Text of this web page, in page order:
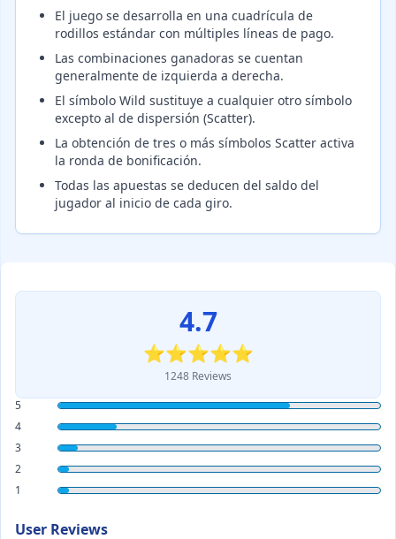
El juego se desarrolla en una cuadrícula de
rodillos estándar con múltiples líneas de pago.
Las combinaciones ganadoras se cuentan
generalmente de izquierda a derecha.
El símbolo Wild sustituye a cualquier otro símbolo
excepto al de dispersión (Scatter).
La obtención de tres o más símbolos Scatter activa
la ronda de bonificación.
Todas las apuestas se deducen del saldo del
jugador al inicio de cada giro.
4.7
⭐⭐⭐⭐⭐
1248 Reviews
5
4
3
2
1
User Reviews